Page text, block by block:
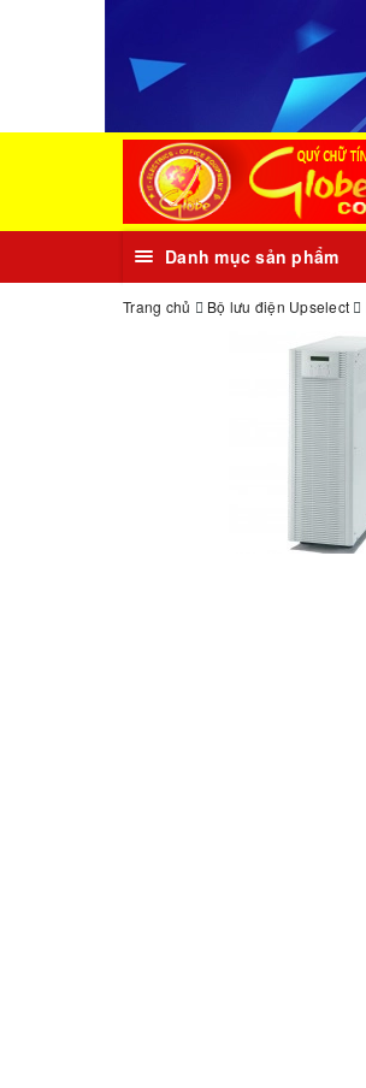
Danh mục sản phẩm
Trang chủ Bộ lưu điện Upselect